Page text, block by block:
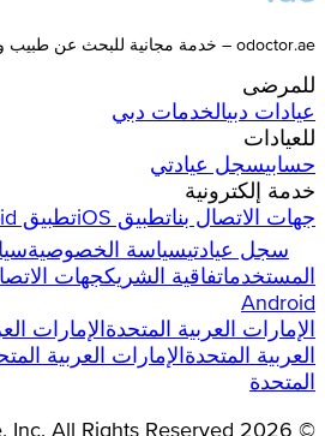
odoctor.ae – خدمة مجانية للبحث عن طبيب وحجز موعد عبر الإنترنت
للمرضى
عيادات دبيالخدمات دبي
للعيادات
حسابيسجل عيادتي
خدمة إلكترونية
جهات الاتصال بناتطبيق iOS
تطبيق Android
سجل عيادتيسياسة الخصوصية
المستخدماتفاقية الشريكجهات
Android
الإمارات العربية المتحدةالإمارات
العربية المتحدةالإمارات العربية
المتحدة
©
2026
, Inc. All Rights Reserved